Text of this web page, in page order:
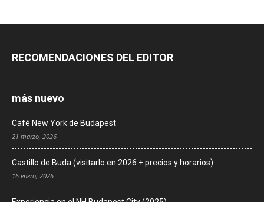
RECOMENDACIONES DEL EDITOR
más nuevo
Café New York de Budapest
21 marzo, 2026
Castillo de Buda (visitarlo en 2026 + precios y horarios)
16 enero, 2026